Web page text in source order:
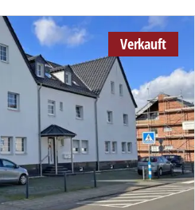
Verkauft